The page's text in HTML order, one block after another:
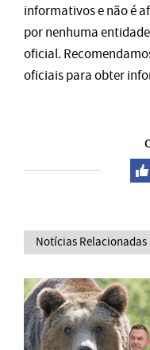
informativos e não é
por nenhuma
oficial.
oficiais para obter
Notícias Relacionadas